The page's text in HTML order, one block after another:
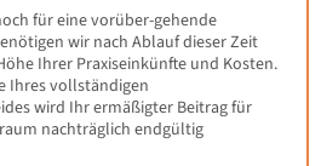
für eine vorüber-gehende
wir nach Ablauf dieser Zeit
Ihrer Praxiseinkünfte und Kosten.
Ihres vollständigen
wird Ihr ermäßigter Beitrag für
nachträglich endgültig